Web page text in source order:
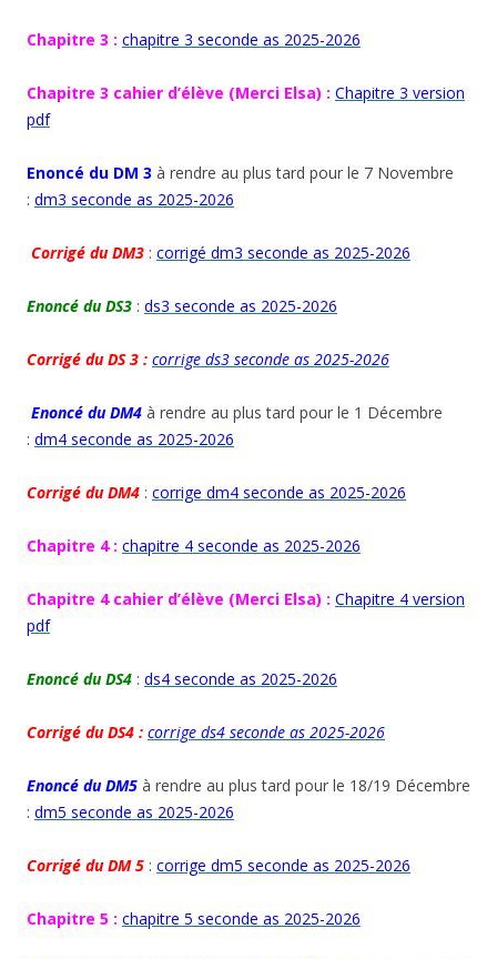
Chapitre 3 : chapitre 3 seconde as 2025-2026
Chapitre 3 cahier d’élève (Merci Elsa) : Chapitre 3 version
pdf
Enoncé du DM 3 à rendre au plus tard pour le 7 Novembre
: dm3 seconde as 2025-2026
Corrigé du DM3 : corrigé dm3 seconde as 2025-2026
Enoncé du DS3 : ds3 seconde as 2025-2026
Corrigé du DS 3 : corrige ds3 seconde as 2025-2026
Enoncé du DM4 à rendre au plus tard pour le 1 Décembre
: dm4 seconde as 2025-2026
Corrigé du DM4 : corrige dm4 seconde as 2025-2026
Chapitre 4 : chapitre 4 seconde as 2025-2026
Chapitre 4 cahier d’élève (Merci Elsa) : Chapitre 4 version
pdf
Enoncé du DS4 : ds4 seconde as 2025-2026
Corrigé du DS4 : corrige ds4 seconde as 2025-2026
Enoncé du DM5 à rendre au plus tard pour le 18/19 Décembre
: dm5 seconde as 2025-2026
Corrigé du DM 5 : corrige dm5 seconde as 2025-2026
Chapitre 5 : chapitre 5 seconde as 2025-2026